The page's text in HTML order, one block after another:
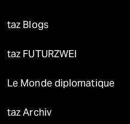
taz Blogs
taz FUTURZWEI
Le Monde diplomatique
taz Archiv